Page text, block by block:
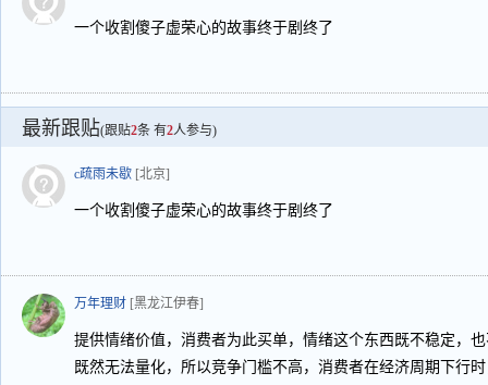
一个收割傻子虚荣心的故事终于剧终了
最新跟贴(跟贴2条 有2人参与)
c疏雨未歇 [北京]
一个收割傻子虚荣心的故事终于剧终了
万年理财 [黑龙江伊春]
提供情绪价值，消费者为此买单，情绪这个东西既不稳定，
既然无法量化，所以竞争门槛不高，消费者在经济周期下行